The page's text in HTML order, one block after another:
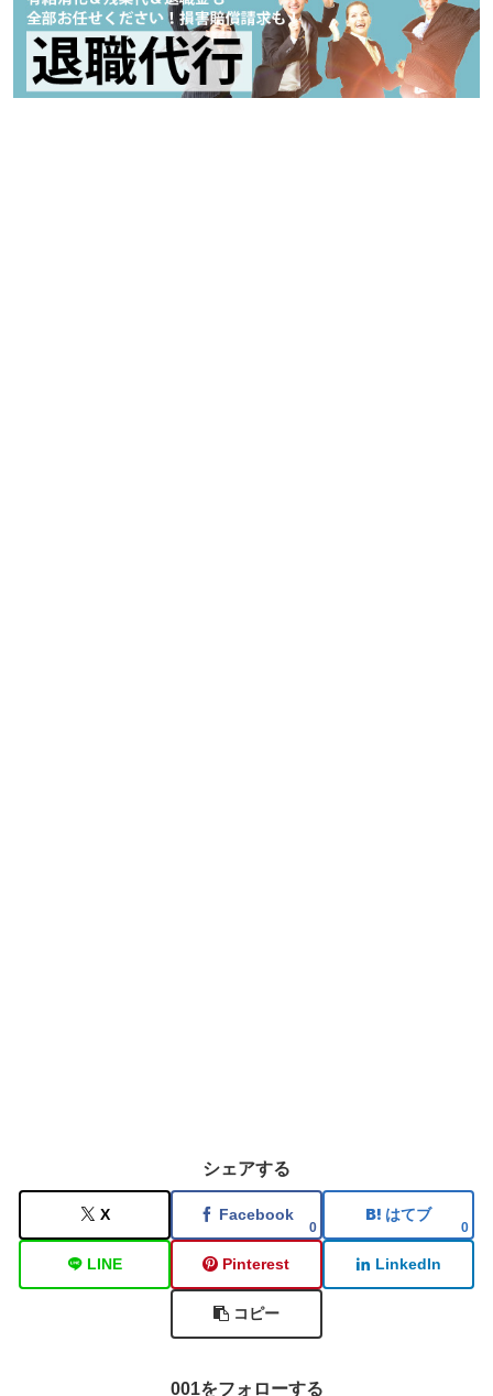
シェアする
X Facebook
0
はてブ
0
LINE Pinterest LinkedIn
コピー
001をフォローする